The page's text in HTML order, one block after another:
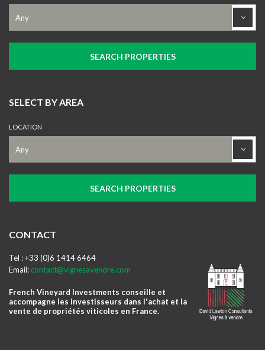
SELECT BY AREA
LOCATION
CONTACT
Tel : +33 (0)6 1414 6464
Email: contact@vignesavendre.com
French Vineyard Investments conseille et
accompagne les investisseurs dans l'achat et la
vente de propriétés viticoles en France.